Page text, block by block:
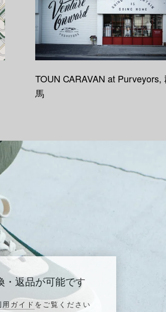
TOUN CARAVAN at Purveyors,
馬
・返品が可能です
用ガイド をご覧ください